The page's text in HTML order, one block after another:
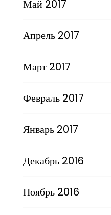
Май 2017
Апрель 2017
Март 2017
Февраль 2017
Январь 2017
Декабрь 2016
Ноябрь 2016